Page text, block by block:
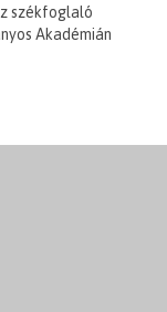
székfoglaló
Akadémián